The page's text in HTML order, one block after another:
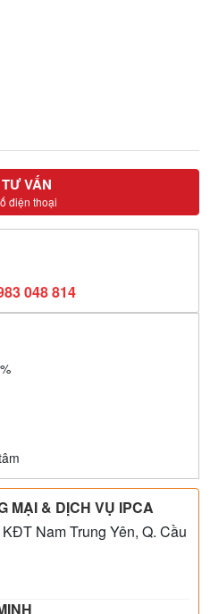
VẤN
điện thoại
048 814
MẠI & DỊCH VỤ IPCA
Nam Trung Yên, Q. Cầu